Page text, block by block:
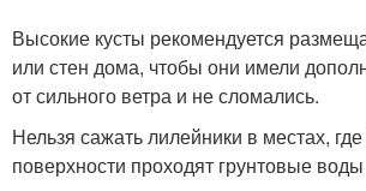
Высокие кусты рекомендуется
или стен дома, чтобы они имели
от сильного ветра и не сломались.
Нельзя сажать лилейники в местах, где
поверхности проходят грунтовые воды